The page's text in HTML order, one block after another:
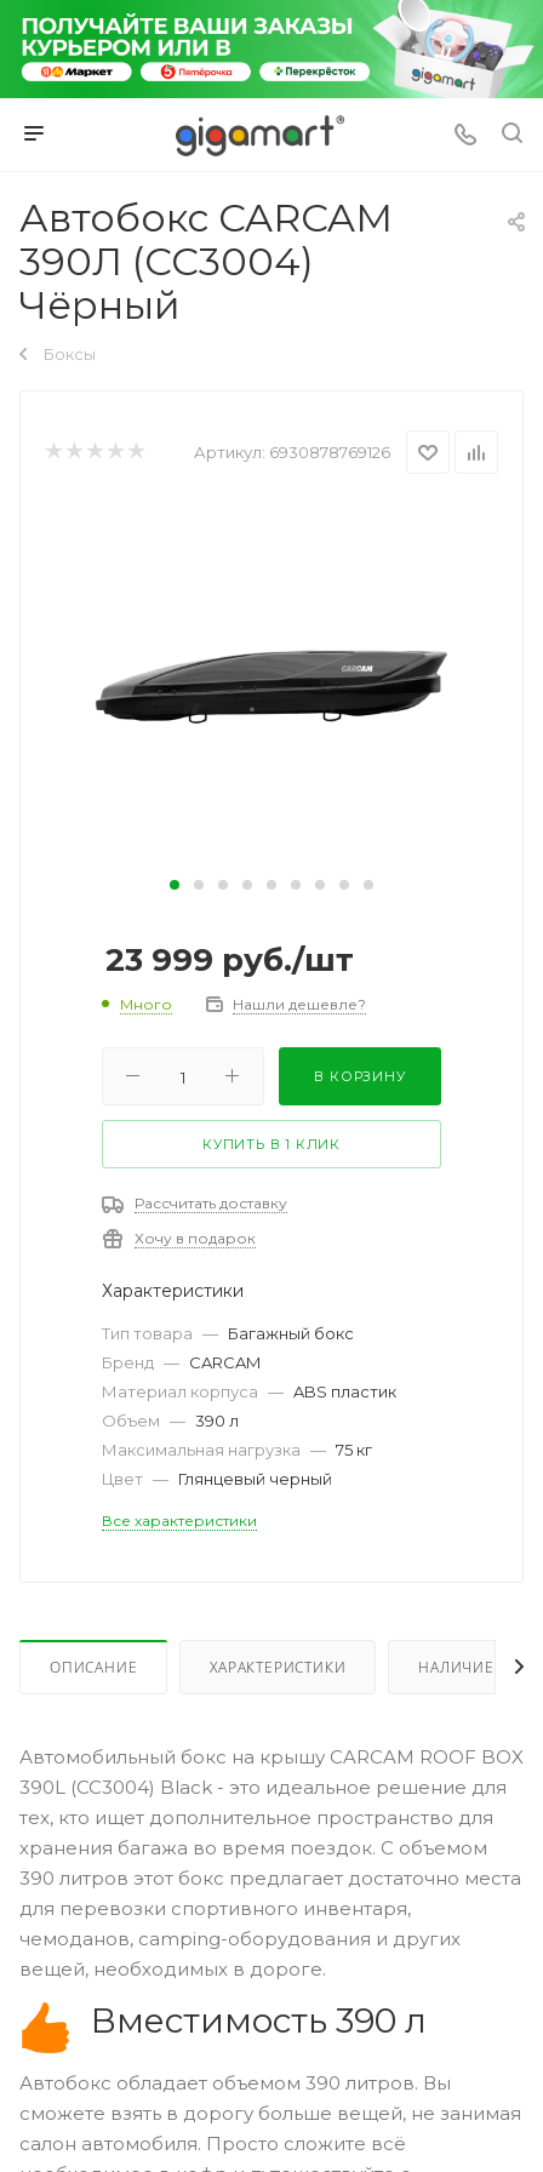
Автобокс CARCAM
390Л (CC3004)
Чёрный
Боксы
Артикул: 6930878769126
23 999 руб./шт
Много Нашли дешевле?
В КОРЗИНУ
КУПИТЬ В 1 КЛИК
Рассчитать доставку
Хочу в подарок
Характеристики
Тип товара — Багажный бокс
Бренд — CARCAM
Материал корпуса — ABS пластик
Объем — 390 л
Максимальная нагрузка — 75 кг
Цвет — Глянцевый черный
Все характеристики
ОПИСАНИЕ ХАРАКТЕРИСТИКИ НАЛИЧИЕ
Автомобильный бокс на крышу CARCAM ROOF BOX
390L (CC3004) Black - это идеальное решение для
тех, кто ищет дополнительное пространство для
хранения багажа во время поездок. С объемом
390 литров этот бокс предлагает достаточно места
для перевозки спортивного инвентаря,
чемоданов, camping-оборудования и других
вещей, необходимых в дороге.
Вместимость 390 л
Автобокс обладает объемом 390 литров. Вы
сможете взять в дорогу больше вещей, не занимая
салон автомобиля. Просто сложите всё